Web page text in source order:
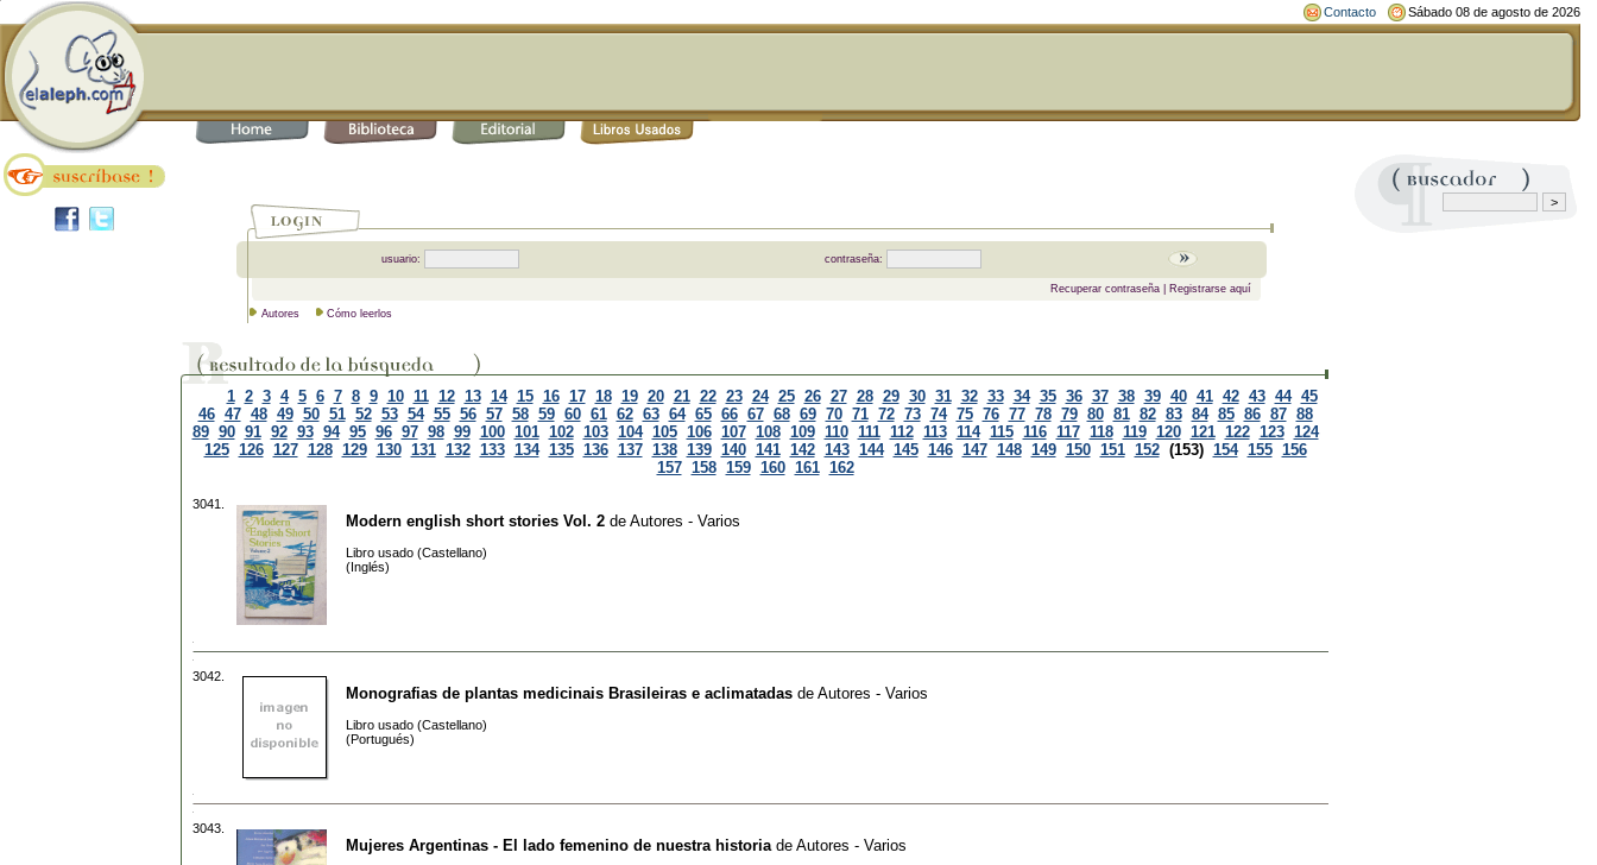
Contacto Sábado 08 de agosto de 2026
usuario: contraseña:
Recuperar contraseña| Registrarse aquí
Autores Cómo leerlos
1 2 3 4 5 6 7 8 9 10 11 12 13 14 15 16 17 18 19 20 21 22 23 24 25 26 27 28 29 30 31 32 33 34 35 36 37 38 39 40 41 42 43 44 45
46 47 48 49 50 51 52 53 54 55 56 57 58 59 60 61 62 63 64 65 66 67 68 69 70 71 72 73 74 75 76 77 78 79 80 81 82 83 84 85 86 87 88
89 90 91 92 93 94 95 96 97 98 99 100 101 102 103 104 105 106 107 108 109 110 111 112 113 114 115 116 117 118 119 120 121 122 123 124
125 126 127 128 129 130 131 132 133 134 135 136 137 138 139 140 141 142 143 144 145 146 147 148 149 150 151 152 (153) 154 155 156
157 158 159 160 161 162
3041.
Modern english short stories Vol. 2 de Autores - Varios
Libro usado (Castellano)
(Inglés)
3042.
Monografias de plantas medicinais Brasileiras e aclimatadas de Autores - Varios
Libro usado (Castellano)
(Portugués)
3043.
Mujeres Argentinas - El lado femenino de nuestra historia de Autores - Varios